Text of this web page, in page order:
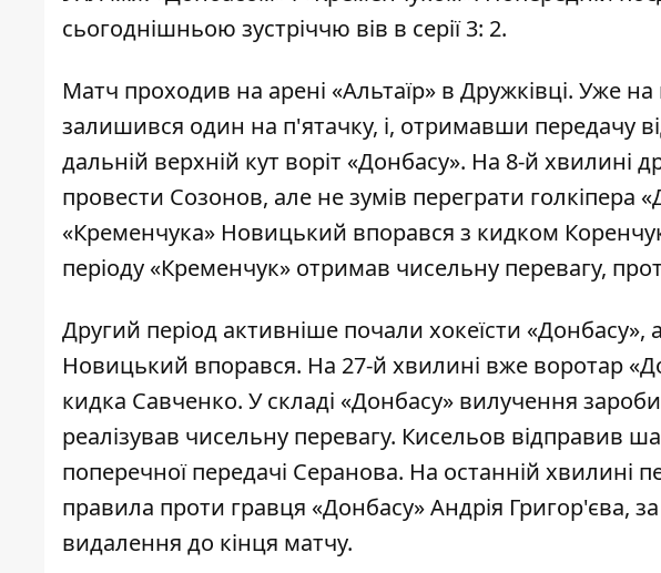
сьогоднішньою зустріччю вів в серії 3: 2.
Матч проходив на арені «Альтаїр» в Дружківці. Уже
залишився один на п'ятачку, і, отримавши передачу
дальній верхній кут воріт «Донбасу». На 8-й хвилині
провести Созонов, але не зумів переграти голкіпера
«Кременчука» Новицький впорався з кидком
періоду «Кременчук» отримав чисельну перевагу,
Другий період активніше почали хокеїсти
Новицький впорався. На 27-й хвилині вже воротар
кидка Савченко. У складі «Донбасу» вилучення
реалізував чисельну перевагу. Кисельов відправив
поперечної передачі Серанова. На останній хвилині
правила проти гравця «Донбасу» Андрія Григор'єва,
видалення до кінця матчу.